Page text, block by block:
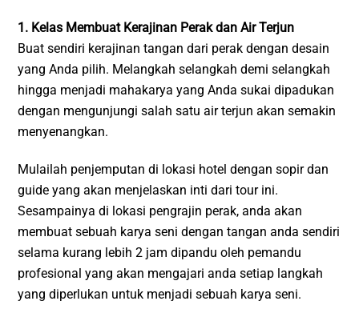
1. Kelas Membuat Kerajinan Perak dan Air Terjun
Buat sendiri kerajinan tangan dari perak dengan desain
yang Anda pilih. Melangkah selangkah demi selangkah
hingga menjadi mahakarya yang Anda sukai dipadukan
dengan mengunjungi salah satu air terjun akan semakin
menyenangkan.
Mulailah penjemputan di lokasi hotel dengan sopir dan
guide yang akan menjelaskan inti dari tour ini.
Sesampainya di lokasi pengrajin perak, anda akan
membuat sebuah karya seni dengan tangan anda sendiri
selama kurang lebih 2 jam dipandu oleh pemandu
profesional yang akan mengajari anda setiap langkah
yang diperlukan untuk menjadi sebuah karya seni.